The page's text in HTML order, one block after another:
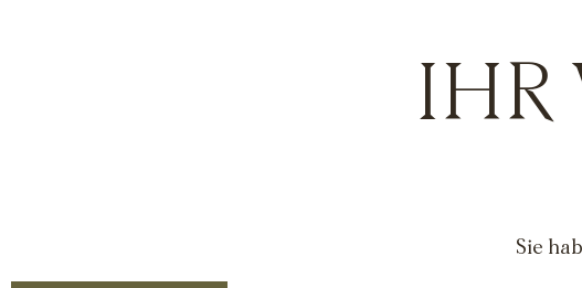
IHR
Sie